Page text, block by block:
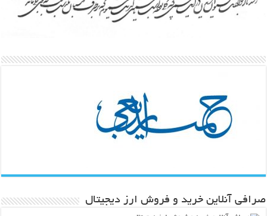
صرافی آنلاین خرید و فروش ارز دیجیتال